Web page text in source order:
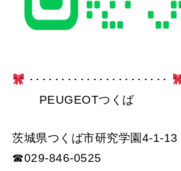
･･････････････････････
PEUGEOTつくば
茨城県つくば市研究学園4-1-13
☎029-846-0525